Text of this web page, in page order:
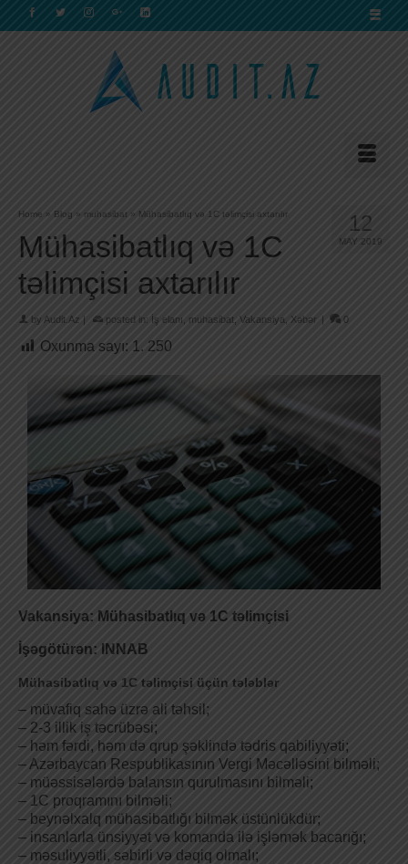
12
MAY 2019
Home » Blog » muhasibat » Mühasibatlıq və 1C təlimçisi axtarılır
Mühasibatlıq və 1C
təlimçisi axtarılır
by Audit.Az | posted in: İş elanı muhasibat Vakansiya Xəbər | 0
Oxunma sayı: 1. 250
Vakansiya: Mühasibatlıq və 1C təlimçisi
İşəgötürən: INNAB
Mühasibatlıq və 1C təlimçisi üçün tələblər
– müvafiq sahə üzrə ali təhsil;
– 2-3 illik iş təcrübəsi;
– həm fərdi, həm də qrup şəklində tədris qabiliyyəti;
– Azərbaycan Respublikasının Vergi Məcəlləsini bilməli;
– müəssisələrdə balansın qurulmasını bilməli;
– 1C proqramını bilməli;
– beynəlxalq mühasibatlığı bilmək üstünlükdür;
– insanlarla ünsiyyət və komanda ilə işləmək bacarığı;
– məsuliyyətli, səbirli və dəqiq olmalı;